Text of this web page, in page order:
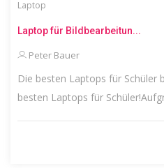
Laptop
Laptop für Bildbearbeitun...
Peter Bauer
Die besten Laptops für Schüler
besten Laptops für